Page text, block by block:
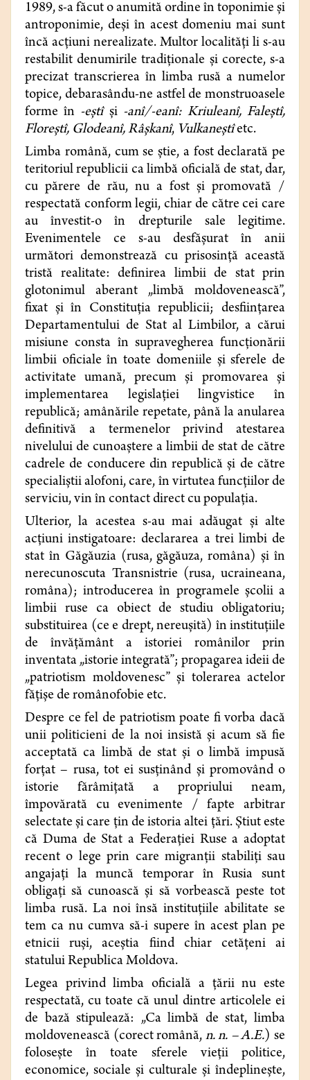
1989, s-a făcut o anumită ordine în toponimie şi
antroponimie, deşi în acest domeniu mai sunt
încă acțiuni nerealizate. Multor localităţi li s-au
restabilit denumirile tradiţionale şi corecte, s-a
precizat transcrierea în limba rusă a numelor
topice, debarasându-ne astfel de monstruoasele
forme în -eştî şi -anî/-eanî: Kriuleanî, Faleştî,
Floreştî, Glodeanî, Râşkanî, Vulkaneştîetc.
Limba română, cum se știe, a fost declarată pe
teritoriul republicii ca limbă oficială de stat, dar,
cu părere de rău, nu a fost şi promovată /
respectată conform legii, chiar de către cei care
au învestit-o în drepturile sale legitime.
Evenimentele ce s-au desfăşurat în anii
următori demonstrează cu prisosinţă această
tristă realitate: definirea limbii de stat prin
glotonimul aberant „limbă moldovenească”,
fixat și în Constituţia republicii; desfiinţarea
Departamentului de Stat al Limbilor, a cărui
misiune consta în supravegherea funcţionării
limbii oficiale în toate domeniile şi sferele de
activitate umană, precum şi promovarea şi
implementarea legislaţiei lingvistice în
republică; amânările repetate, până la anularea
definitivă a termenelor privind atestarea
nivelului de cunoaştere a limbii de stat de către
cadrele de conducere din republică şi de către
specialiştii alofoni, care, în virtutea funcţiilor de
serviciu, vin în contact direct cu populaţia.
Ulterior, la acestea s-au mai adăugat şi alte
acţiuni instigatoare: declararea a trei limbi de
stat în Găgăuzia (rusa, găgăuza, româna) şi în
nerecunoscuta Transnistrie (rusa, ucraineana,
româna); introducerea în programele şcolii a
limbii ruse ca obiect de studiu obligatoriu;
substituirea (ce e drept, nereușită) în instituţiile
de învăţământ a istoriei românilor prin
inventata „istorie integrată”; propagarea ideii de
„patriotism moldovenesc” şi tolerarea actelor
făţişe de românofobie etc.
Despre ce fel de patriotism poate fi vorba dacă
unii politicieni de la noi insistă și acum să fie
acceptată ca limbă de stat şi o limbă impusă
forțat – rusa, tot ei susţinând şi promovând o
istorie fărâmiţată a propriului neam,
împovărată cu evenimente / fapte arbitrar
selectate și care țin de istoria altei ţări. Știut este
că Duma de Stat a Federaţiei Ruse a adoptat
recent o lege prin care migranţii stabiliţi sau
angajaţi la muncă temporar în Rusia sunt
obligaţi să cunoască şi să vorbească peste tot
limba rusă. La noi însă instituțiile abilitate se
tem ca nu cumva să-i supere în acest plan pe
etnicii ruși, aceştia fiind chiar cetățeni ai
statului Republica Moldova.
Legea privind limba oficială a țării nu este
respectată, cu toate că unul dintre articolele ei
de bază stipulează: „Ca limbă de stat, limba
moldovenească (corect română, n. n. – A.E.) se
foloseşte în toate sferele vieţii politice,
economice, sociale şi culturale şi îndeplineşte,